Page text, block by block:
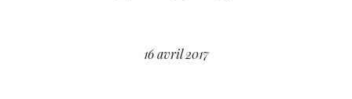
16 avril 2017